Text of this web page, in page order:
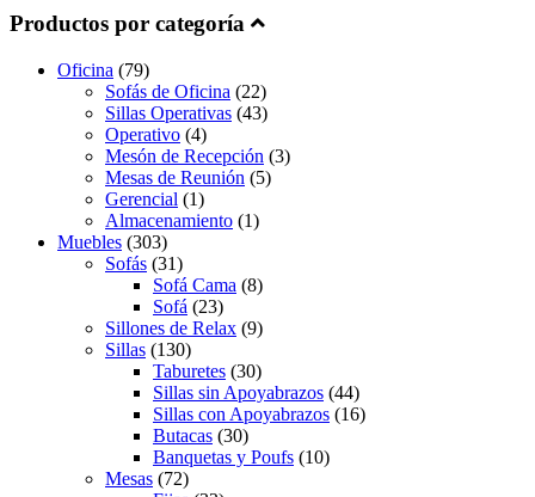
Productos por categoría
Oficina (79)
Sofás de Oficina (22)
Sillas Operativas (43)
Operativo (4)
Mesón de Recepción (3)
Mesas de Reunión (5)
Gerencial (1)
Almacenamiento (1)
Muebles (303)
Sofás (31)
Sofá Cama (8)
Sofá (23)
Sillones de Relax (9)
Sillas (130)
Taburetes (30)
Sillas sin Apoyabrazos (44)
Sillas con Apoyabrazos (16)
Butacas (30)
Banquetas y Poufs (10)
Mesas (72)